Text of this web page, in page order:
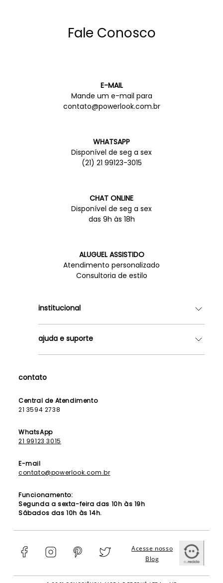
Fale Conosco
E-MAIL
Mande um e-mail para
contato@powerlook.com.br
WHATSAPP
Disponível de seg a sex
(21) 21 99123-3015
CHAT ONLINE
Disponível de seg a sex
das 9h às 18h
ALUGUEL ASSISTIDO
Atendimento personalizado
Consultoria de estilo
institucional
Lojas
Como Funciona
Lista de Formandas
ajuda e suporte
Política de Privacidade
contato
Central de Atendimento
21 3594 2738
WhatsApp
21 99123 3015
E-mail
contato@powerlook.com.br
Funcionamento:
Segunda a sexta-feira das 10h às 19h
Sábados das 10h às 14h.
Acesse nosso
Blog